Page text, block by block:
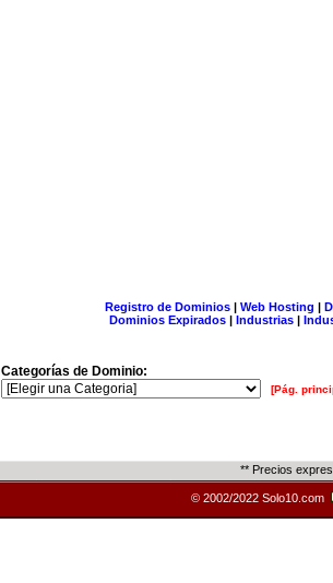
Registro de Dominios| Web Hosting |
Dominios Expirados | Industrias |
Categorías de Dominio:
[Pág.
** Precios
© 2002/2022 Solo10.com